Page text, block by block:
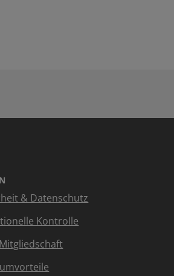
& Datenschutz
Kontrolle